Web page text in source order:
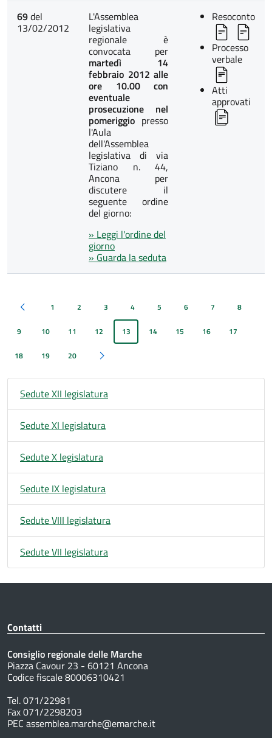
69del
13/02/2012
L'Assemblea
legislativa
regionale è
convocata per
martedì 14
febbraio 2012 alle
ore 10.00 con
eventuale
prosecuzione nel
pomeriggio presso
l'Aula
dell'Assemblea
legislativa di via
Tiziano n. 44,
Ancona per
discutere il
seguente ordine
del giorno:
» Leggi l'ordine del
giorno
» Guarda la seduta
Resoconto
Processo
verbale
Atti
approvati
Pagina precedente
1 2 3 4 5 6 7 8
9 10 11 12 13 14 15 16 17
18 19 20 Pagina successiva
Sedute XII legislatura
Sedute XI legislatura
Sedute X legislatura
Sedute IX legislatura
Sedute VIII legislatura
Sedute VII legislatura
Contatti
Consiglio regionale delle Marche
Piazza Cavour 23 - 60121 Ancona
Codice fiscale 80006310421
Tel. 071/22981
Fax 071/2298203
PEC assemblea.marche@emarche.it